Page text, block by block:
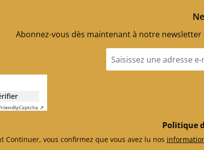
Abonnez-vous dès maintenant à notre
e-
Captcha ⇗
Politique
Continuer, vous confirmez que vous avez lu nos